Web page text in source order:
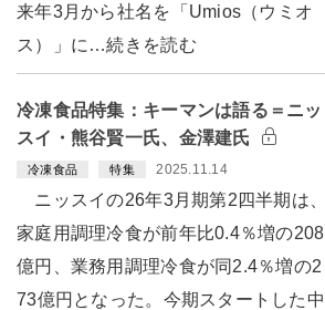
来年3月から社名を「Umios（ウミオ
ス）」に…続きを読む
冷凍食品特集：キーマンは語る＝ニッ
スイ・熊谷賢一氏、金澤建氏
冷凍食品 特集 2025.11.14
ニッスイの26年3月期第2四半期は、
家庭用調理冷食が前年比0.4％増の208
億円、業務用調理冷食が同2.4％増の2
73億円となった。今期スタートした中